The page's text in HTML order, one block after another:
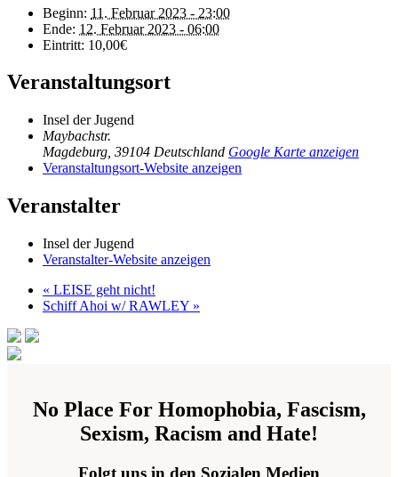
Beginn: 11. Februar 2023 - 23:00
Ende: 12. Februar 2023 - 06:00
Eintritt: 10,00€
Veranstaltungsort
Insel der Jugend
Maybachstr.
Magdeburg 39104 Deutschland Google Karte anzeigen
Veranstaltungsort-Website anzeigen
Veranstalter
Insel der Jugend
Veranstalter-Website anzeigen
« LEISE geht nicht!
Schiff Ahoi w/ RAWLEY »
No Place For Homophobia, Fascism,
Sexism, Racism and Hate!
Folgt uns in den Sozialen Medien